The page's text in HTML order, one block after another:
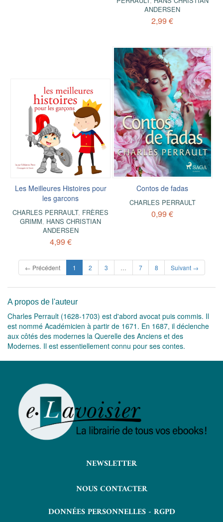
ANDERSEN
2,99 €
Les Meilleures Histoires pour
les garcons
CHARLES PERRAULT, FRÈRES
GRIMM, HANS CHRISTIAN
ANDERSEN
4,99 €
Contos de fadas
CHARLES PERRAULT
0,99 €
← Précédent 1 (current)
2 3 7 8 Suivant →
A propos de l'auteur
Charles Perrault (1628-1703) est d'abord avocat puis commis. Il
est nommé Académicien à partir de 1671. En 1687, il déclenche
aux côtés des modernes la Querelle des Anciens et des
Modernes. Il est essentiellement connu pour ses contes.
NEWSLETTER
NOUS CONTACTER
DONNÉES PERSONNELLES - RGPD